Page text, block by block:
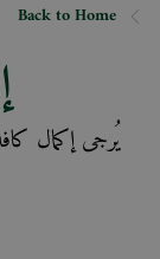
Back to Home